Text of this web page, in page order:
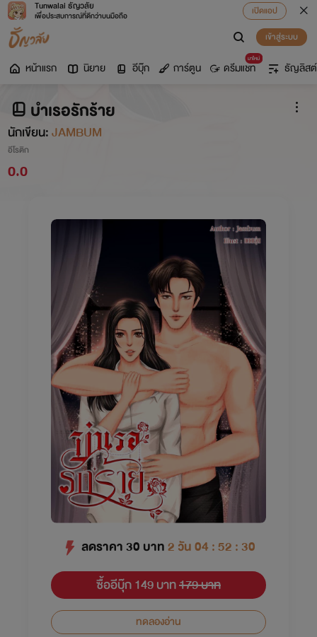
Tunwalai ธัญวลัย
เพื่อประสบการณ์ที่ดีกว่าบนมือถือ
เปิดแอป
เข้าสู่ระบบ
หน้าแรก นิยาย อีบุ๊ก การ์ตูน
มาใหม่
ดรีมแชท ธัญลิสต์
บำเรอรักร้าย
นักเขียน:JAMBUM
อีโรติก
0.0
ลดราคา30 บาท2 วัน 04 : 52 : 29
ซื้ออีบุ๊ก 149 บาท179 บาท
ทดลองอ่าน